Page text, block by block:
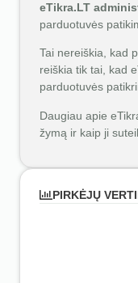
eTikra.LT
parduotuvės
Tai nereiškia, kad
reiškia tik tai, kad
parduotuvės
Daugiau apie
žymą ir kaip ji
PIRKĖJŲ